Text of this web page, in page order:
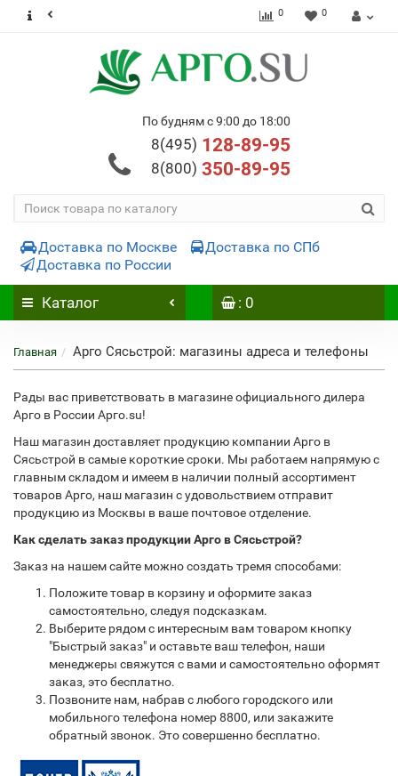
0 0
По будням с 9:00 до 18:00
8(495) 128-89-95
8(800) 350-89-95
Доставка по Москве
Доставка по СПб
Доставка по России
Каталог : 0
Главная Арго Сясьстрой: магазины адреса и телефоны
Рады вас приветствовать в магазине официального дилера
Арго в России Арго.su!
Наш магазин доставляет продукцию компании Арго в
Сясьстрой в самые короткие сроки. Мы работаем напрямую с
главным складом и имеем в наличии полный ассортимент
товаров Арго, наш магазин с удовольствием отправит
продукцию из Москвы в ваше почтовое отделение.
Как сделать заказ продукции Арго в Сясьстрой?
Заказ на нашем сайте можно создать тремя способами:
Положите товар в корзину и оформите заказ
самостоятельно, следуя подсказкам.
Выберите рядом с интересным вам товаром кнопку
"Быстрый заказ" и оставьте ваш телефон, наши
менеджеры свяжутся с вами и самостоятельно оформят
заказ, это бесплатно.
Позвоните нам, набрав с любого городского или
мобильного телефона номер 8800, или закажите
обратный звонок. Это совершенно бесплатно.